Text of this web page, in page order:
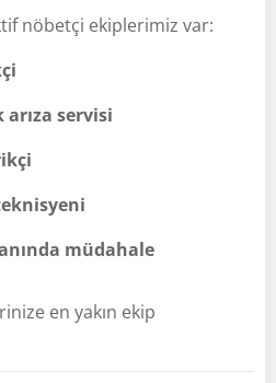
nöbetçi ekiplerimiz var:
servisi
müdahale
en yakın ekip